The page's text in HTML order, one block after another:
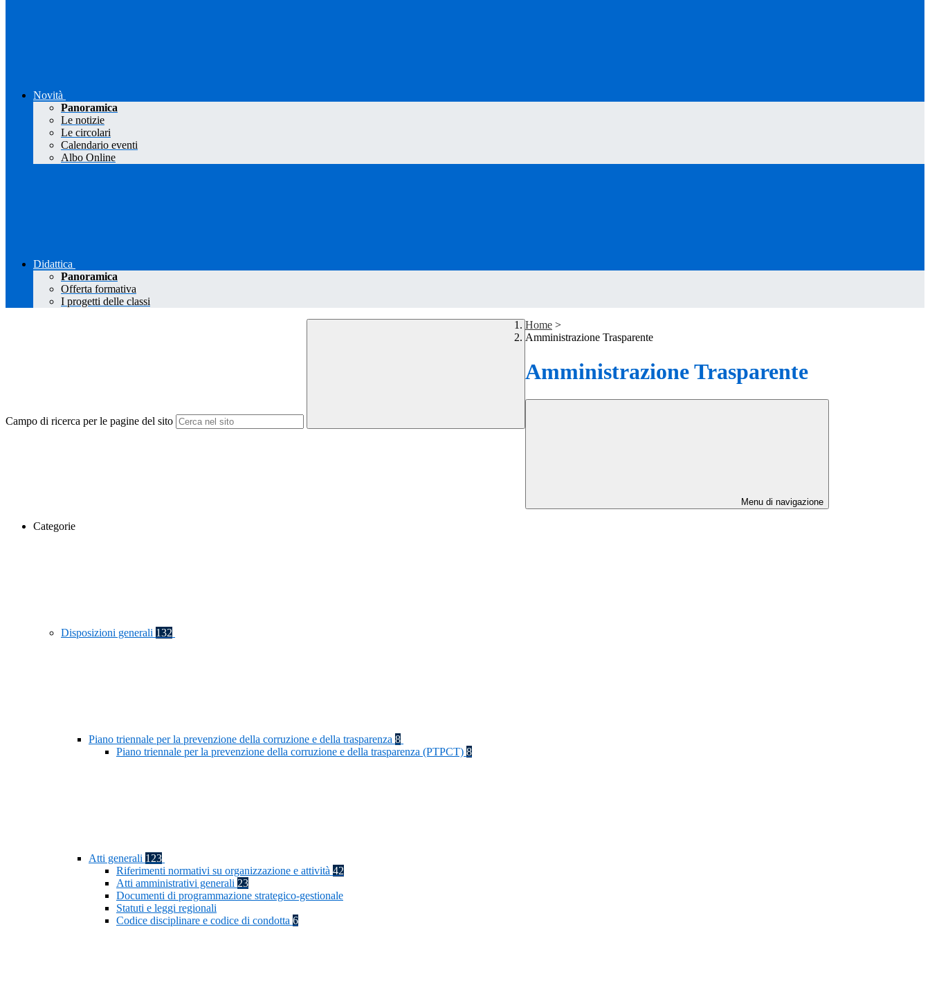
Novità
Panoramica
Le notizie
Le circolari
Calendario eventi
Albo Online
Didattica
Panoramica
Offerta formativa
I progetti delle classi
Campo di ricerca per le pagine del sito
Home >
Amministrazione Trasparente
Amministrazione Trasparente
Menu di navigazione
Categorie
Disposizioni generali 132
Piano triennale per la prevenzione della corruzione e della trasparenza 8
Piano triennale per la prevenzione della corruzione e della trasparenza (PTPCT) 8
Atti generali 123
Riferimenti normativi su organizzazione e attività 42
Atti amministrativi generali 23
Documenti di programmazione strategico-gestionale
Statuti e leggi regionali
Codice disciplinare e codice di condotta 6